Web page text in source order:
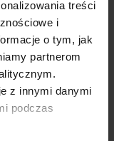
treści
i
o tym, jak
partnerom
z innymi danymi
podczas
łóżka